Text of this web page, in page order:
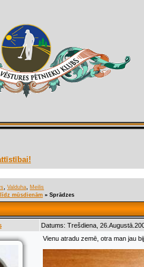
Valduha
Meilis
līdz mūsdienām » Sprādzes
Datums: Trešdiena,
Vienu atradu zemē, otra man jau